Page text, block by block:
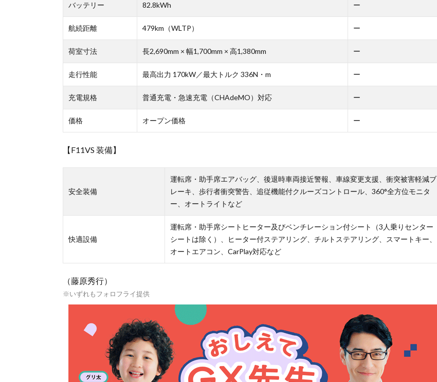
バッテリー 82.8kWh ー
航続距離 479km（WLTP） ー
荷室寸法 長2,690mm × 幅1,700mm × 高1,380mm ー
走行性能 最高出力 170kW／最大トルク 336N・m ー
充電規格 普通充電・急速充電（CHAdeMO）対応 ー
価格 オープン価格 ー
【F11VS 装備】
安全装備
運転席・助手席エアバッグ、後退時車両接近警報、車線変更支援、衝突被害軽減ブ
レーキ、歩行者衝突警告、追従機能付クルーズコントロール、360°全方位モニタ
ー、オートライトなど
快適設備
運転席・助手席シートヒーター及びベンチレーション付シート（3人乗りセンター
シートは除く）、ヒーター付ステアリング、チルトステアリング、スマートキー、
オートエアコン、CarPlay対応など
（藤原秀行）
※いずれもフォロフライ提供